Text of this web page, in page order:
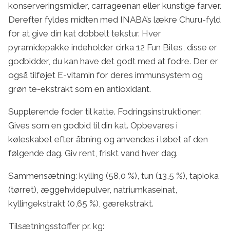
konserveringsmidler, carrageenan eller kunstige farver.
Derefter fyldes midten med INABA’s lækre Churu-fyld
for at give din kat dobbelt tekstur. Hver
pyramidepakke indeholder cirka 12 Fun Bites, disse er
godbidder, du kan have det godt med at fodre. Der er
også tilføjet E-vitamin for deres immunsystem og
grøn te-ekstrakt som en antioxidant.
Supplerende foder til katte. Fodringsinstruktioner:
Gives som en godbid til din kat. Opbevares i
køleskabet efter åbning og anvendes i løbet af den
følgende dag. Giv rent, friskt vand hver dag.
Sammensætning: kylling (58,0 %), tun (13,5 %), tapioka
(tørret), æggehvidepulver, natriumkaseinat,
kyllingekstrakt (0,65 %), gærekstrakt.
Tilsætningsstoffer pr. kg: